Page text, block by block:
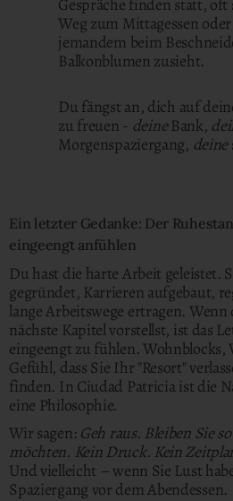
Gespräche finden statt,
Weg zum Mittagessen
jemandem beim
Balkonblumen zusieht.
Du fängst an, dich auf
zu freuen - deineBank,
Morgenspaziergang, deine
Ein letzter Gedanke: Der
eingeengt anfühlen
Du hast die harte Arbeit geleistet.
gegründet, Karrieren aufgebaut,
lange Arbeitswege ertragen. Wenn
nächste Kapitel vorstellst, ist das
eingeengt zu fühlen. Wohnblocks,
Gefühl, dass Sie Ihr "Resort"
finden. In Ciudad Patricia ist die
eine Philosophie.
Wir sagen: Geh raus. Bleiben Sie
möchten. Kein Druck. Kein
Und vielleicht – wenn Sie Lust
Spaziergang vor dem Abendessen.